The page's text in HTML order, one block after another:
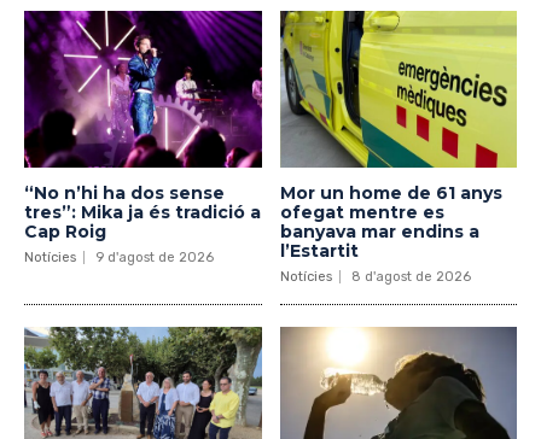
“No n’hi ha dos sense
tres”: Mika ja és tradició a
Cap Roig
Notícies 9 d'agost de 2026
Mor un home de 61 anys
ofegat mentre es
banyava mar endins a
l’Estartit
Notícies 8 d'agost de 2026